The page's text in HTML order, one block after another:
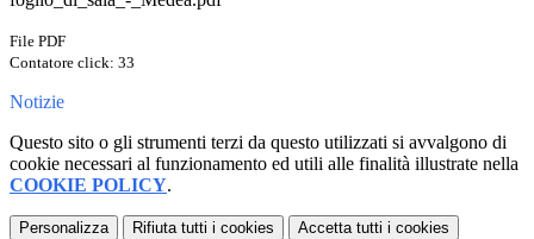
File PDF
Contatore click: 33
Notizie
Questo sito o gli strumenti terzi da questo utilizzati si avvalgono di
cookie necessari al funzionamento ed utili alle finalità illustrate nella
COOKIE POLICY.
Personalizza Rifiuta tutti i cookies Accetta tutti i cookies